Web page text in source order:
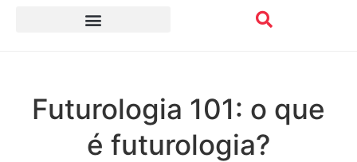
Futurologia 101: o que
é futurologia?